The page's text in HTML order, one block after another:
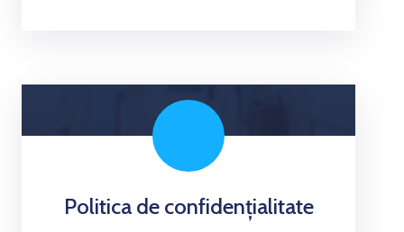
Politica de confidențialitate